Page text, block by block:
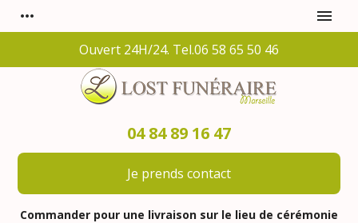
more_horiz menu
Ouvert 24H/24. Tel.06 58 65 50 46
04 84 89 16 47
Je prends contact
Commander pour une livraison sur le lieu de cérémonie